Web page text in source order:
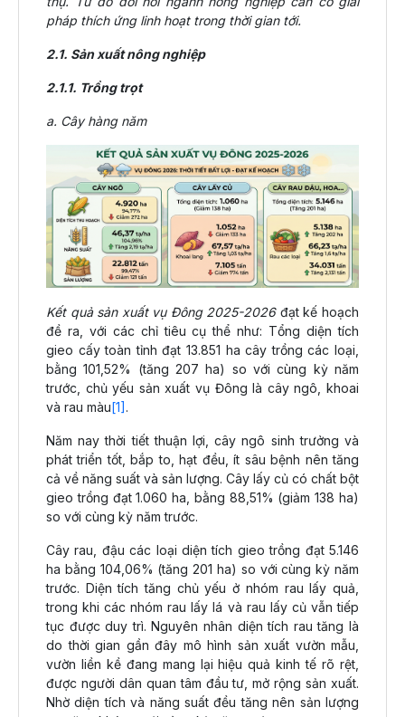
pháp thích ứng linh hoạt trong thời gian tới.
2.1. Sản xuất nông nghiệp
2.1.1. Trồng trọt
a. Cây hàng năm
Kết quả sản xuất vụ Đông 2025-2026 đạt kế hoạch
đề ra, với các chỉ tiêu cụ thể như: Tổng diện tích
gieo cấy toàn tỉnh đạt 13.851 ha cây trồng các loại,
bằng 101,52% (tăng 207 ha) so với cùng kỳ năm
trước, chủ yếu sản xuất vụ Đông là cây ngô, khoai
và rau màu[1] .
Năm nay thời tiết thuận lợi, cây ngô sinh trưởng và
phát triển tốt, bắp to, hạt đều, ít sâu bệnh nên tăng
cả về năng suất và sản lượng. Cây lấy củ có chất bột
gieo trồng đạt 1.060 ha, bằng 88,51% (giảm 138 ha)
so với cùng kỳ năm trước.
Cây rau, đậu các loại diện tích gieo trồng đạt 5.146
ha bằng 104,06% (tăng 201 ha) so với cùng kỳ năm
trước. Diện tích tăng chủ yếu ở nhóm rau lấy quả,
trong khi các nhóm rau lấy lá và rau lấy củ vẫn tiếp
tục được duy trì. Nguyên nhân diện tích rau tăng là
do thời gian gần đây mô hình sản xuất vườn mẫu,
vườn liền kề đang mang lại hiệu quả kinh tế rõ rệt,
được người dân quan tâm đầu tư, mở rộng sản xuất.
Nhờ diện tích và năng suất đều tăng nên sản lượng